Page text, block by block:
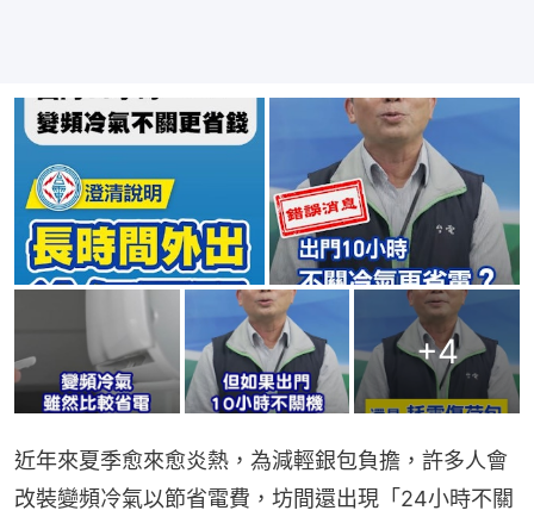
+4
近年來夏季愈來愈炎熱，為減輕銀包負擔，許多人會
改裝變頻冷氣以節省電費，坊間還出現「24小時不關